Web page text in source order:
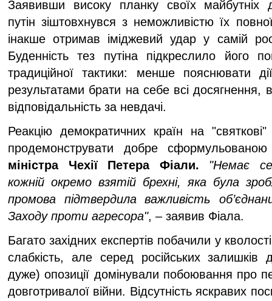
Заявивши високу планку своїх майбутніх
путін зіштовхнувся з неможливістю їх
інакше отримав іміджевий удар у самій
Буденність тез путіна підкреслило його
традиційної тактики: менше пояснювати
результатами брати на себе всі досягнення,
відповідальність за невдачі.
Реакцію демократичних країн на
продемонструвати добре
міністра Чехії Петера Фіали. "Немає
кожній окремо взятій брехні, яка була
промова підтвердила важливість
Заходу проти агресора", – заявив Фіала.
Багато західних експертів побачили у
слабкість, але серед російських залишків
дуже) опозиції домінували побоювання про
довготривалої війни. Відсутність яскравих